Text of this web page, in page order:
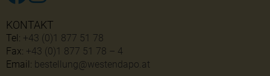
KONTAKT
Tel: +43 (0)1 877 51 78
Fax: +43 (0)1 877 51 78 – 4
Email: bestellung@westendapo.at